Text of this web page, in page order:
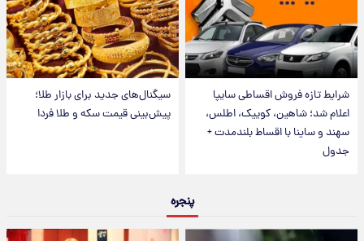
شرایط تازه فروش اقساطی سایپا
اعلام شد؛ شاهین، کوییک، اطلس،
سهند و ساینا با اقساط بلندمدت +
جدول
سیگنال‌های جدید برای بازار طلا؛
پیش‌بینی قیمت سکه و طلا فردا
پنجره